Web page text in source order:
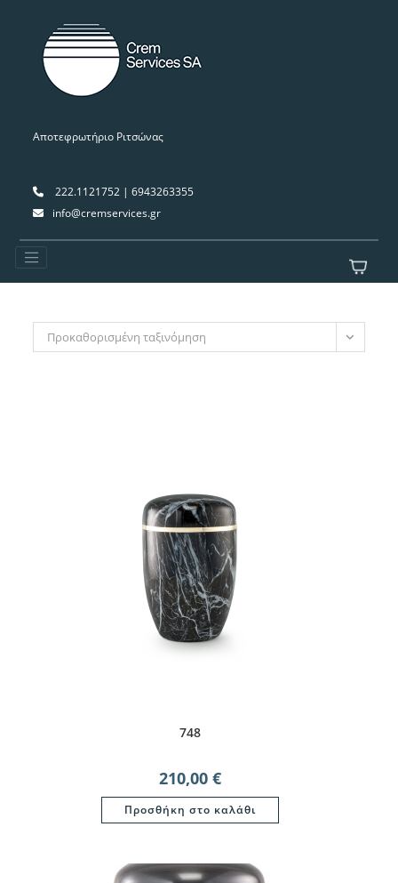
Αποτεφρωτήριο Ριτσώνας
222.1121752 | 6943263355
info@cremservices.gr
Προκαθορισμένη ταξινόμηση
748
210,00 €
Προσθήκη στο καλάθι